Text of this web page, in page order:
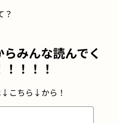
？
みんな読んでく
！！！
こちら↓から！